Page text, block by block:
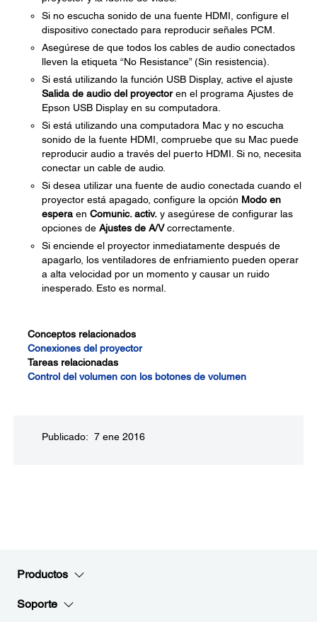
Si no escucha sonido de una fuente HDMI, configure el
dispositivo conectado para reproducir señales PCM.
Asegúrese de que todos los cables de audio conectados
lleven la etiqueta “No Resistance” (Sin resistencia).
Si está utilizando la función USB Display, active el ajuste
Salida de audio del proyectoren el programa Ajustes de
Epson USB Display en su computadora.
Si está utilizando una computadora Mac y no escucha
sonido de la fuente HDMI, compruebe que su Mac puede
reproducir audio a través del puerto HDMI. Si no, necesita
conectar un cable de audio.
Si desea utilizar una fuente de audio conectada cuando el
proyector está apagado, configure la opción Modo en
espera en Comunic. activ. y asegúrese de configurar las
opciones de Ajustes de A/Vcorrectamente.
Si enciende el proyector inmediatamente después de
apagarlo, los ventiladores de enfriamiento pueden operar
a alta velocidad por un momento y causar un ruido
inesperado. Esto es normal.
Conceptos relacionados
Conexiones del proyector
Tareas relacionadas
Control del volumen con los botones de volumen
Publicado: 7 ene 2016
Productos
Soporte